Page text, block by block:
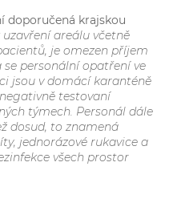
doporučená krajskou
areálu včetně
je omezen příjem
personální opatření ve
jsou v domácí karanténě
testovaní
týmech. Personál dále
dosud, to znamená
jednorázové rukavice a
všech prostor